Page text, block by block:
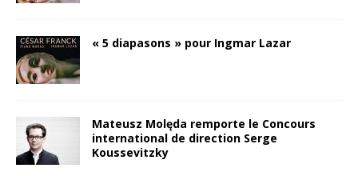
« 5 diapasons » pour Ingmar Lazar
Mateusz Molęda remporte le Concours
international de direction Serge
Koussevitzky